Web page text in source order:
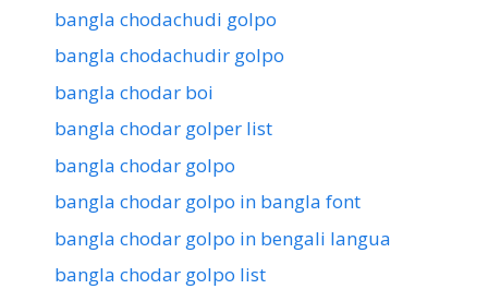
bangla chodachudi golpo
bangla chodachudir golpo
bangla chodar boi
bangla chodar golper list
bangla chodar golpo
bangla chodar golpo in bangla font
bangla chodar golpo in bengali langua
bangla chodar golpo list